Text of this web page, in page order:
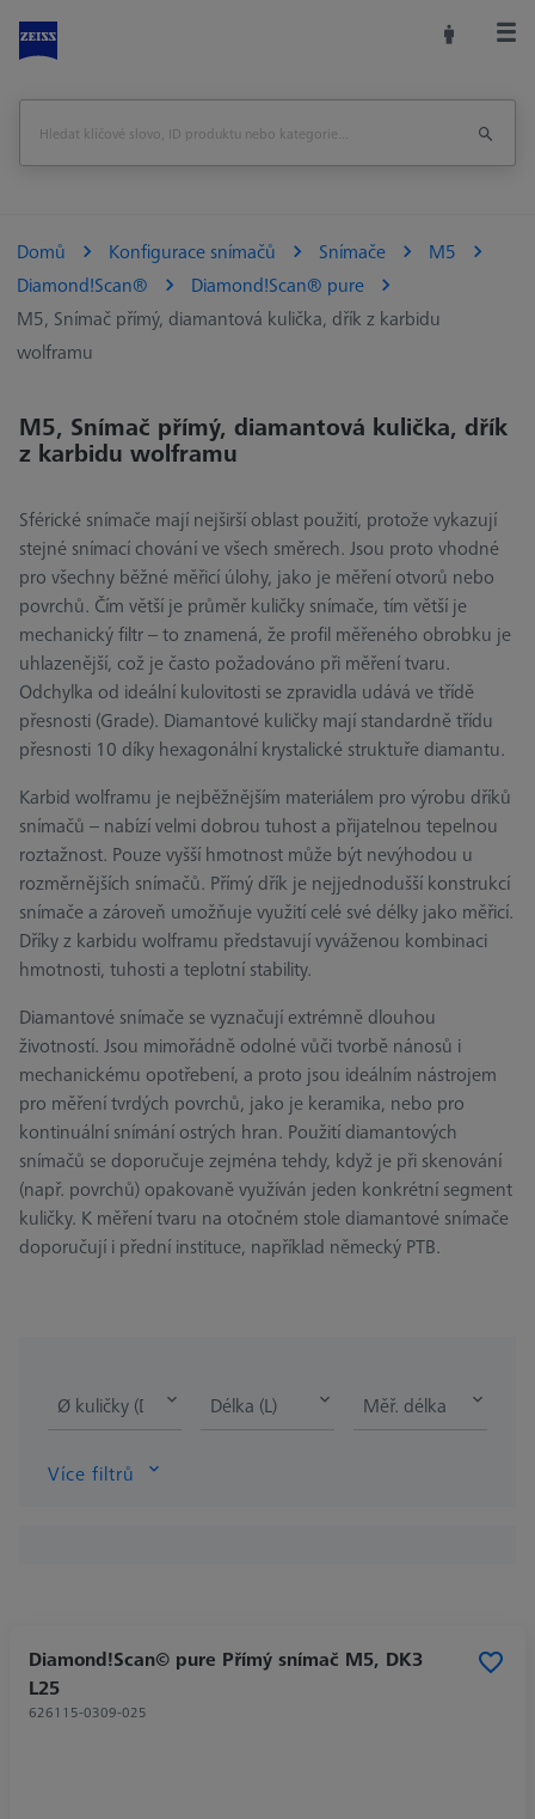
Domů Konfigurace snímačů Snímače
M5
Diamond!Scan®
Diamond!Scan® pure
M5, Snímač přímý, diamantová kulička, dřík z karbidu
wolframu
M5, Snímač přímý, diamantová kulička, dřík
z karbidu wolframu
Sférické snímače mají nejširší oblast použití, protože vykazují
stejné snímací chování ve všech směrech. Jsou proto vhodné
pro všechny běžné měřicí úlohy, jako je měření otvorů nebo
povrchů. Čím větší je průměr kuličky snímače, tím větší je
mechanický filtr – to znamená, že profil měřeného obrobku je
uhlazenější, což je často požadováno při měření tvaru.
Odchylka od ideální kulovitosti se zpravidla udává ve třídě
přesnosti (Grade). Diamantové kuličky mají standardně třídu
přesnosti 10 díky hexagonální krystalické struktuře diamantu.
Karbid wolframu je nejběžnějším materiálem pro výrobu dříků
snímačů – nabízí velmi dobrou tuhost a přijatelnou tepelnou
roztažnost. Pouze vyšší hmotnost může být nevýhodou u
rozměrnějších snímačů. Přímý dřík je nejjednodušší konstrukcí
snímače a zároveň umožňuje využití celé své délky jako měřicí.
Dříky z karbidu wolframu představují vyváženou kombinaci
hmotnosti, tuhosti a teplotní stability.
Diamantové snímače se vyznačují extrémně dlouhou
životností. Jsou mimořádně odolné vůči tvorbě nánosů i
mechanickému opotřebení, a proto jsou ideálním nástrojem
pro měření tvrdých povrchů, jako je keramika, nebo pro
kontinuální snímání ostrých hran. Použití diamantových
snímačů se doporučuje zejména tehdy, když je při skenování
(např. povrchů) opakovaně využíván jeden konkrétní segment
kuličky. K měření tvaru na otočném stole diamantové snímače
doporučují i přední instituce, například německý PTB.
Ø kuličky (DK) Délka (L) Měř. délka (ML)
Více filtrů
Diamond!Scan© pure Přímý snímač M5, DK3
L25
626115-0309-025